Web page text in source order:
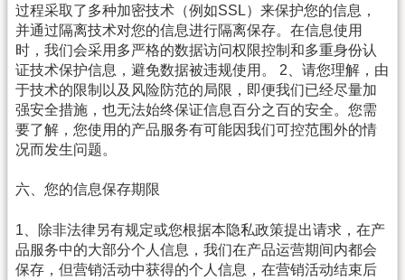
过程采取了多种加密技术（例如SSL）来保护您的信息，
并通过隔离技术对您的信息进行隔离保存。在信息使用
时，我们会采用多严格的数据访问权限控制和多重身份认
证技术保护信息，避免数据被违规使用。 2、请您理解，由
于技术的限制以及风险防范的局限，即便我们已经尽量加
强安全措施，也无法始终保证信息百分之百的安全。您需
要了解，您使用的产品服务有可能因我们可控范围外的情
况而发生问题。
六、您的信息保存期限
1、除非法律另有规定或您根据本隐私政策提出请求，在产
品服务中的大部分个人信息，我们在产品运营期间内都会
保存，但营销活动中获得的个人信息，在营销活动结束后